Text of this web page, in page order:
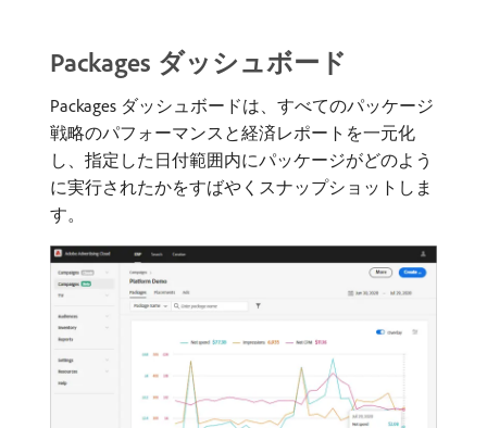
Packages ダッシュボード
Packages ダッシュボードは、すべてのパッケージ
戦略のパフォーマンスと経済レポートを一元化
し、指定した日付範囲内にパッケージがどのよう
に実行されたかをすばやくスナップショットしま
す。